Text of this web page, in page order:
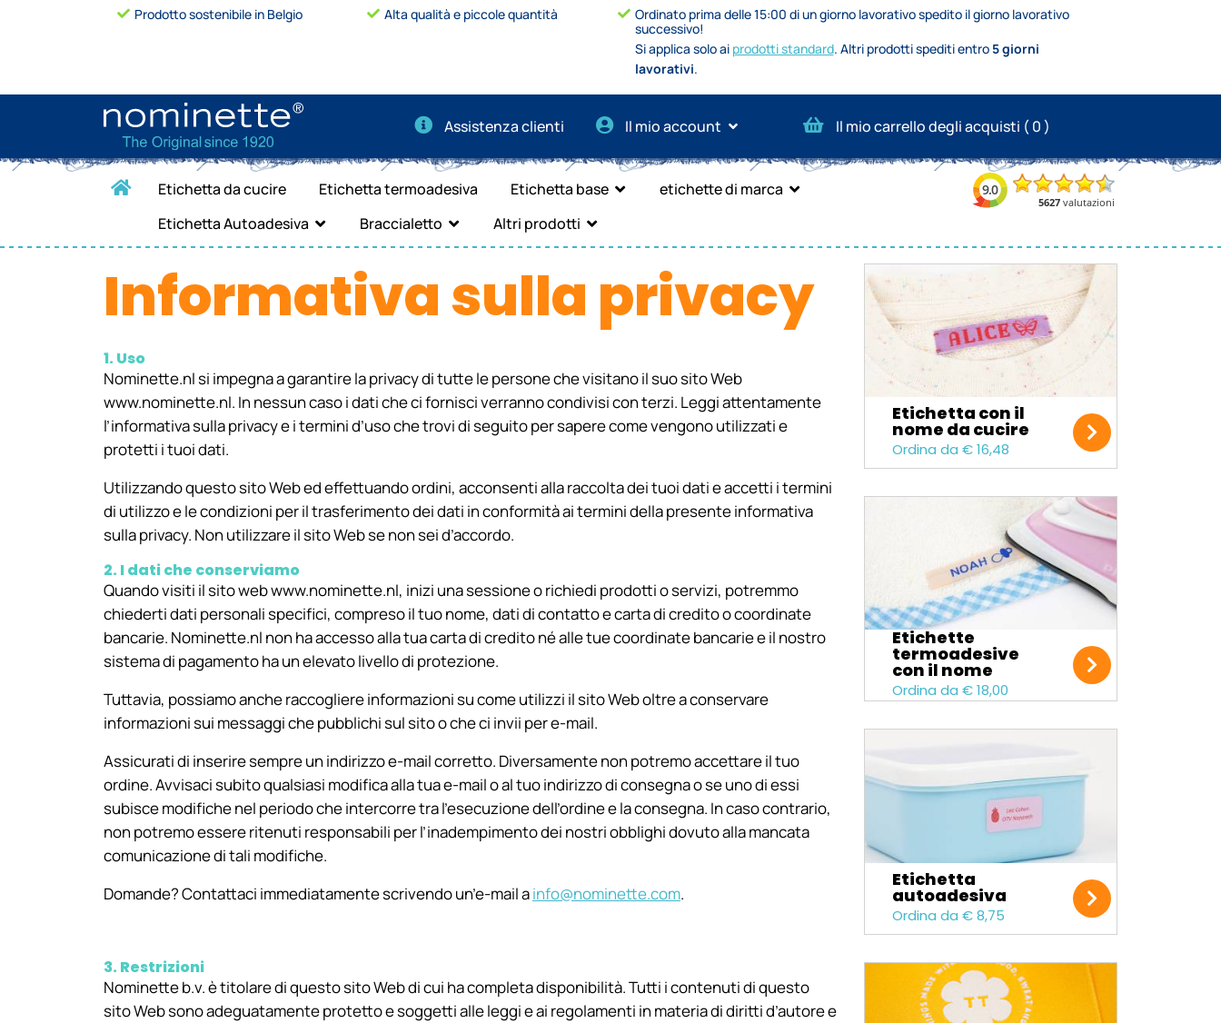
Prodotto sostenibile in Belgio Alta qualità e piccole quantità
Ordinato prima delle 15:00 di un giorno lavorativo spedito il giorno lavorativo
successivo!
Si applica solo ai prodotti standard. Altri prodotti spediti entro 5 giorni
lavorativi.
Assistenza clienti Il mio account Il mio carrello degli acquisti ( 0)
Etichetta da cucire Etichetta termoadesiva Etichetta base
etichette di marca
Etichetta Autoadesiva
Braccialetto Altri prodotti
Informativa sulla privacy
1. Uso
Nominette.nl si impegna a garantire la privacy di tutte le persone che visitano il suo sito Web
www.nominette.nl. In nessun caso i dati che ci fornisci verranno condivisi con terzi. Leggi attentamente
l’informativa sulla privacy e i termini d’uso che trovi di seguito per sapere come vengono utilizzati e
protetti i tuoi dati.
Utilizzando questo sito Web ed effettuando ordini, acconsenti alla raccolta dei tuoi dati e accetti i termini
di utilizzo e le condizioni per il trasferimento dei dati in conformità ai termini della presente informativa
sulla privacy. Non utilizzare il sito Web se non sei d’accordo.
2. I dati che conserviamo
Quando visiti il sito web www.nominette.nl, inizi una sessione o richiedi prodotti o servizi, potremmo
chiederti dati personali specifici, compreso il tuo nome, dati di contatto e carta di credito o coordinate
bancarie. Nominette.nl non ha accesso alla tua carta di credito né alle tue coordinate bancarie e il nostro
sistema di pagamento ha un elevato livello di protezione.
Tuttavia, possiamo anche raccogliere informazioni su come utilizzi il sito Web oltre a conservare
informazioni sui messaggi che pubblichi sul sito o che ci invii per e-mail.
Assicurati di inserire sempre un indirizzo e-mail corretto. Diversamente non potremo accettare il tuo
ordine. Avvisaci subito qualsiasi modifica alla tua e-mail o al tuo indirizzo di consegna o se uno di essi
subisce modifiche nel periodo che intercorre tra l’esecuzione dell’ordine e la consegna. In caso contrario,
non potremo essere ritenuti responsabili per l’inadempimento dei nostri obblighi dovuto alla mancata
comunicazione di tali modifiche.
Domande? Contattaci immediatamente scrivendo un’e-mail ainfo@nominette.com.
3. Restrizioni
Nominette b.v. è titolare di questo sito Web di cui ha completa disponibilità. Tutti i contenuti di questo
sito Web sono adeguatamente protetto e soggetti alle leggi e ai regolamenti in materia di diritti d’autore e
Etichetta con il
nome da cucire
Ordina da € 16,48
Etichette
termoadesive
con il nome
Ordina da € 18,00
Etichetta
autoadesiva
Ordina da € 8,75